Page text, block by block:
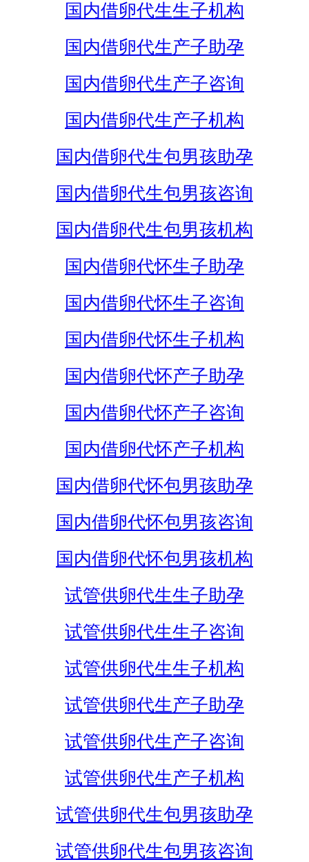
国内借卵代生生子机构
国内借卵代生产子助孕
国内借卵代生产子咨询
国内借卵代生产子机构
国内借卵代生包男孩助孕
国内借卵代生包男孩咨询
国内借卵代生包男孩机构
国内借卵代怀生子助孕
国内借卵代怀生子咨询
国内借卵代怀生子机构
国内借卵代怀产子助孕
国内借卵代怀产子咨询
国内借卵代怀产子机构
国内借卵代怀包男孩助孕
国内借卵代怀包男孩咨询
国内借卵代怀包男孩机构
试管供卵代生生子助孕
试管供卵代生生子咨询
试管供卵代生生子机构
试管供卵代生产子助孕
试管供卵代生产子咨询
试管供卵代生产子机构
试管供卵代生包男孩助孕
试管供卵代生包男孩咨询